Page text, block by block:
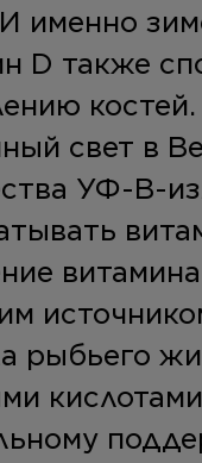
именно
D также
свет в
УФ-В-
рыбьего